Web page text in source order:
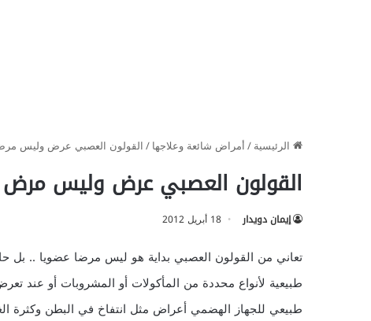
الرئيسية/أمراض شائعة وعلاجها/القولون العصبي عرض وليس
القولون العصبي عرض وليس مرض
إيمان دويدار 18 أبريل 2012
تعاني من القولون العصبي بداية هو ليس مرضا عضويا .. بل
طبيعية لأنواع محددة من المأكولات أو المشروبات أو عند
طبيعي للجهاز الهضمي أعراض مثل انتفاخ في البطن وكثرة